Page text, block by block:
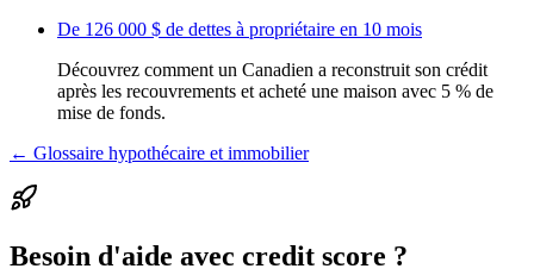
De 126 000 $ de dettes à propriétaire en 10 mois
Découvrez comment un Canadien a reconstruit son crédit
après les recouvrements et acheté une maison avec 5 % de
mise de fonds.
← Glossaire hypothécaire et immobilier
Besoin d'aide avec credit score ?